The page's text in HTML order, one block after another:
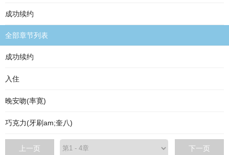
成功续约
全部章节列表
成功续约
入住
晚安吻(率寛)
巧克力(牙刷am;奎八)
上一页 下一页